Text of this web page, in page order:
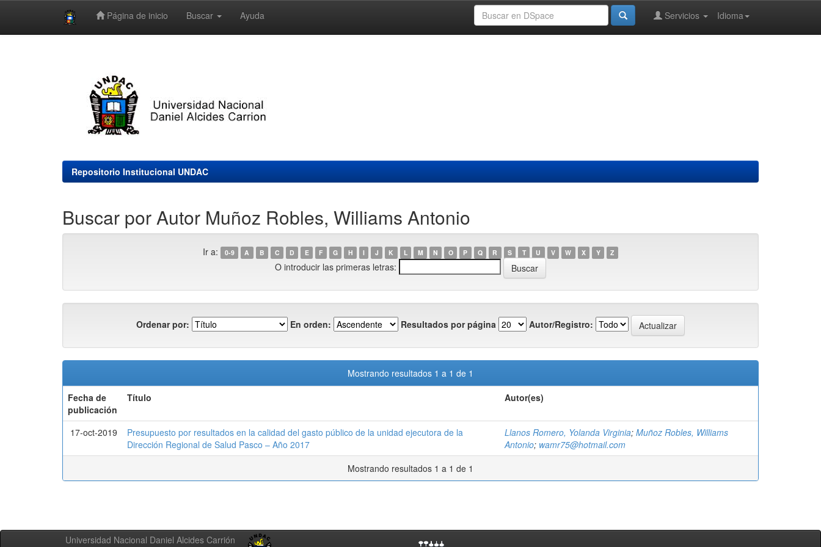
Página de inicio Buscar Ayuda Idioma
Servicios
Repositorio Institucional UNDAC
Buscar por Autor Muñoz Robles, Williams Antonio
Ir a: 0-9 A B C D E F G H I J K L M N O P Q R S T U V W X Y Z
O introducir las primeras letras:
Ordenar por: En orden: Resultados por página Autor/Registro:
Mostrando resultados 1 a 1 de 1
Fecha de
publicación
Título Autor(es)
17-oct-2019
Presupuesto por resultados en la calidad del gasto público de la unidad ejecutora de la
Dirección Regional de Salud Pasco – Año 2017
Llanos Romero, Yolanda Virginia; Muñoz Robles, Williams
Antonio; wamr75@hotmail.com
Mostrando resultados 1 a 1 de 1
Universidad Nacional Daniel Alcides Carrión